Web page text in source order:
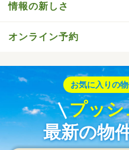
情報の新しさ
オンライン予約
お気に入りの
プッシ
最新の物